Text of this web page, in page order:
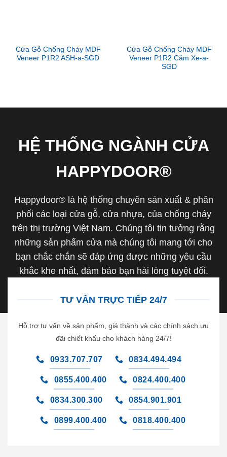
Cửa Gỗ Chống Cháy MDF
Veneer P1R2 ASH-a-SGD
Cửa Gỗ Chống Cháy MDF
Veneer P1R2 Căm Xe-a-
SGD
HỆ THỐNG NGÀNH CỬA
HAPPYDOOR®
Happydoor® là hệ thống chuyên sản xuất & phân
phối các loại cửa gỗ, cửa nhựa, của chống cháy
trên thị trường Việt Nam. Chúng tôi tin tưởng rằng
những sản phẩm cửa mà chúng tôi mang tới cho
bạn chắc chắn sẽ đáp ứng được những yêu cầu
khắc khe nhất, đảm bảo bạn hài lòng tuyệt đối.
TƯ VẤN TRỰC TIẾP 24/7
Hỗ trợ tư vấn về sản phẩm, giá thành và các chính sách ưu
đãi chiết khấu cho khách hàng 24/7!
0933.707.707 0834.494.494
0855.400.400 0824.400.400
0834.300.300 0854.901.901
0899.400.400 0818.400.400